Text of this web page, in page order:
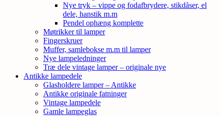
Nye tryk – vippe og fodafbrydere, stikdåser, el
dele, hanstik m.m
Pendel ophæng komplette
Møtrikker til lamper
Fingerskruer
Muffer, samlebokse m.m til lamper
Nye lampeledninger
Træ dele vintage lamper – originale nye
Antikke lampedele
Glasholdere lamper – Antikke
Antikke originale fatninger
Vintage lampedele
Gamle lampeglas